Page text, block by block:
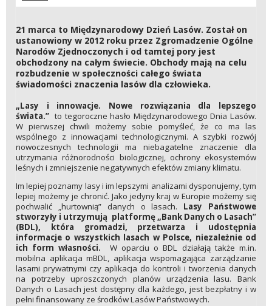
21 marca to Międzynarodowy Dzień Lasów. Został on
ustanowiony w 2012 roku przez Zgromadzenie Ogólne
Narodów Zjednoczonych i od tamtej pory jest
obchodzony na całym świecie. Obchody mają na celu
rozbudzenie w społeczności całego świata
świadomości znaczenia lasów dla człowieka.
„Lasy i innowacje. Nowe rozwiązania dla lepszego
świata.” to tegoroczne hasło Międzynarodowego Dnia Lasów.
W pierwszej chwili możemy sobie pomyśleć, że co ma las
wspólnego z innowacjami technologicznymi. A szybki rozwój
nowoczesnych technologii ma niebagatelne znaczenie dla
utrzymania różnorodności biologicznej, ochrony ekosystemów
leśnych i zmniejszenie negatywnych efektów zmiany klimatu.
Im lepiej poznamy lasy i im lepszymi analizami dysponujemy, tym
lepiej możemy je chronić. Jako jedyny kraj w Europie możemy się
pochwalić „hurtownią” danych o lasach. Lasy Państwowe
stworzyły i utrzymują platformę „Bank Danych o Lasach”
(BDL), która gromadzi, przetwarza i udostępnia
informacje o wszystkich lasach w Polsce, niezależnie od
ich form własności. W oparciu o BDL działają także m.in.
mobilna aplikacja mBDL, aplikacja wspomagająca zarządzanie
lasami prywatnymi czy aplikacja do kontroli i tworzenia danych
na potrzeby uproszczonych planów urządzenia lasu. Bank
Danych o Lasach jest dostępny dla każdego, jest bezpłatny i w
pełni finansowany ze środków Lasów Państwowych.